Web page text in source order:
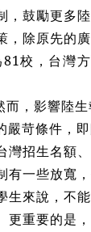
，鼓勵更多
除原先的
校，台灣
，影響陸生
嚴苛條件，
招生名額
一些放寬
來說，不
重要的是